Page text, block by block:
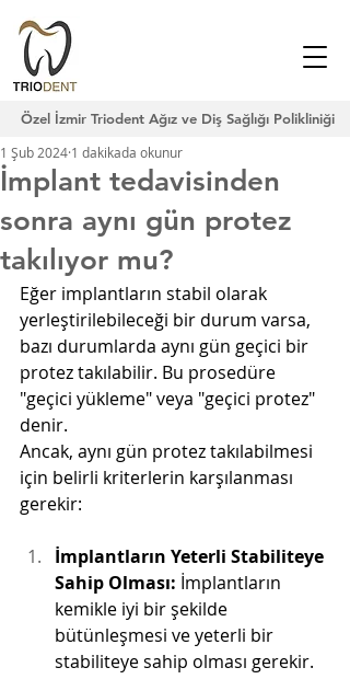
Özel İzmir Triodent Ağız ve Diş Sağlığı Polikliniği
İmplant tedavisinden
sonra aynı gün protez
takılıyor mu?
1 Şub 2024 1 dakikada okunur
Eğer implantların stabil olarak
yerleştirilebileceği bir durum varsa,
bazı durumlarda aynı gün geçici bir
protez takılabilir. Bu prosedüre
"geçici yükleme" veya "geçici protez"
denir.
Ancak, aynı gün protez takılabilmesi
için belirli kriterlerin karşılanması
gerekir:
İmplantların Yeterli Stabiliteye
Sahip Olması: İmplantların
kemikle iyi bir şekilde
bütünleşmesi ve yeterli bir
stabiliteye sahip olması gerekir.